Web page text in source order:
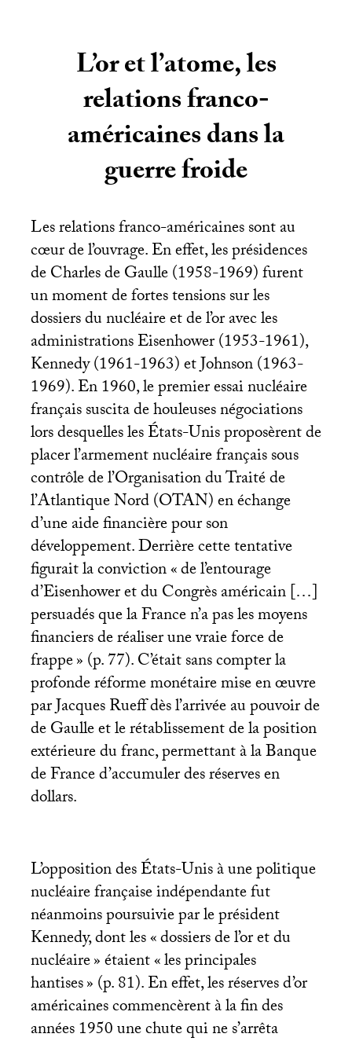
L’or et l’atome, les
relations franco-
américaines dans la
guerre froide
Les relations franco-américaines sont au
cœur de l’ouvrage. En effet, les présidences
de Charles de Gaulle (1958-1969) furent
un moment de fortes tensions sur les
dossiers du nucléaire et de l’or avec les
administrations Eisenhower (1953-1961),
Kennedy (1961-1963) et Johnson (1963-
1969). En 1960, le premier essai nucléaire
français suscita de houleuses négociations
lors desquelles les États-Unis proposèrent de
placer l’armement nucléaire français sous
contrôle de l’Organisation du Traité de
l’Atlantique Nord (OTAN) en échange
d’une aide financière pour son
développement. Derrière cette tentative
figurait la conviction «de l’entourage
d’Eisenhower et du Congrès américain […]
persuadés que la France n’a pas les moyens
financiers de réaliser une vraie force de
frappe» (p. 77). C’était sans compter la
profonde réforme monétaire mise en œuvre
par Jacques Rueff dès l’arrivée au pouvoir de
de Gaulle et le rétablissement de la position
extérieure du franc, permettant à la Banque
de France d’accumuler des réserves en
dollars.
L’opposition des États-Unis à une politique
nucléaire française indépendante fut
néanmoins poursuivie par le président
Kennedy, dont les «dossiers de l’or et du
nucléaire» étaient «les principales
hantises» (p. 81). En effet, les réserves d’or
américaines commencèrent à la fin des
années 1950 une chute qui ne s’arrêta